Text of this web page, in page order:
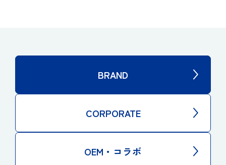
BRAND
CORPORATE
OEM・コラボ